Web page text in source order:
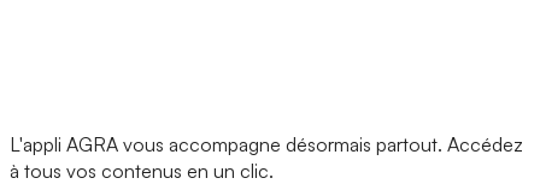
L'appli AGRA vous accompagne désormais partout. Accédez
à tous vos contenus en un clic.